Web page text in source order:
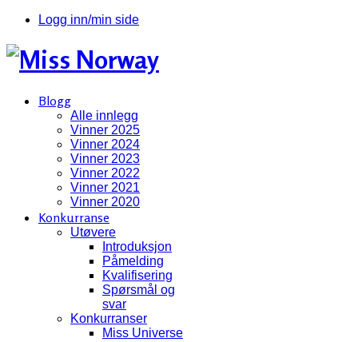
Logg inn/min side
Blogg
Alle innlegg
Vinner 2025
Vinner 2024
Vinner 2023
Vinner 2022
Vinner 2021
Vinner 2020
Konkurranse
Utøvere
Introduksjon
Påmelding
Kvalifisering
Spørsmål og
svar
Konkurranser
Miss Universe